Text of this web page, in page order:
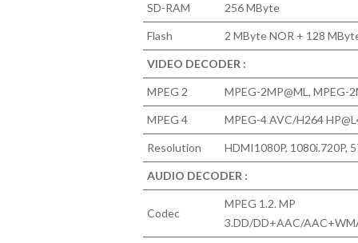
SD-RAM 256 MByte
Flash 2 MByte NOR + 128
VIDEO DECODER :
MPEG 2 MPEG-2MP@ML, MPEG-
MPEG 4 MPEG-4 AVC/H264
Resolution HDMI1080P, 1080i.720P,
AUDIO DECODER :
Codec
MPEG 1.2. MP
3.DD/DD+AAC/